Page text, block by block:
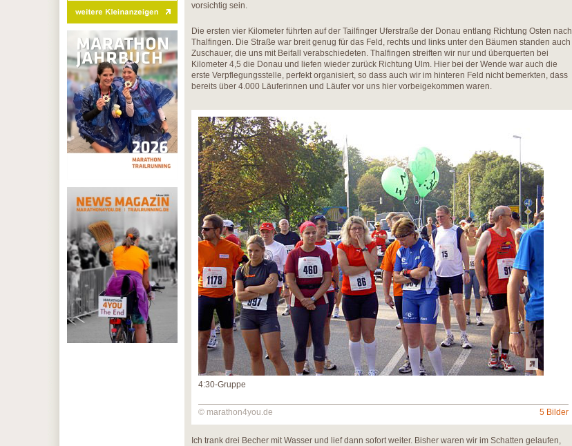
vorsichtig sein.
Die ersten vier Kilometer führten auf der Tailfinger Uferstraße der Donau entlang Richtung Osten nach
Thalfingen. Die Straße war breit genug für das Feld, rechts und links unter den Bäumen standen auch
Zuschauer, die uns mit Beifall verabschiedeten. Thalfingen streiften wir nur und überquerten bei
Kilometer 4,5 die Donau und liefen wieder zurück Richtung Ulm. Hier bei der Wende war auch die
erste Verpflegungsstelle, perfekt organisiert, so dass auch wir im hinteren Feld nicht bemerkten, dass
bereits über 4.000 Läuferinnen und Läufer vor uns hier vorbeigekommen waren.
4:30-Gruppe
© marathon4you.de 5 Bilder
Ich trank drei Becher mit Wasser und lief dann sofort weiter. Bisher waren wir im Schatten gelaufen,